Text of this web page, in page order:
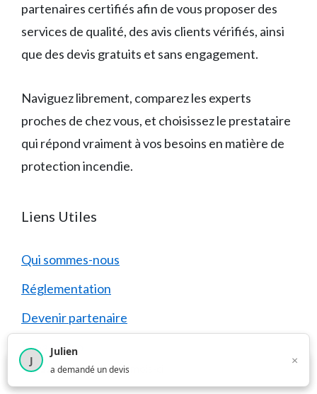
partenaires certifiés afin de vous proposer des
services de qualité, des avis clients vérifiés, ainsi
que des devis gratuits et sans engagement.
Naviguez librement, comparez les experts
proches de chez vous, et choisissez le prestataire
qui répond vraiment à vos besoins en matière de
protection incendie.
Liens Utiles
Qui sommes-nous
Réglementation
Devenir partenaire
Espace Pro
FAQ1 376 utilisateurs ce mois-ci
J
Julien
a demandé un devis
×